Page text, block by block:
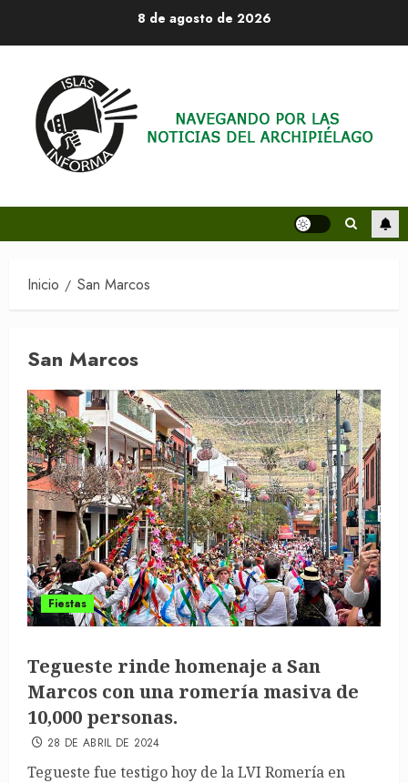
8 de agosto de 2026
Inicio San Marcos
San Marcos
Fiestas
Tegueste rinde homenaje a San
Marcos con una romería masiva de
10,000 personas.
28 DE ABRIL DE 2024
Tegueste fue testigo hoy de la LVI Romería en